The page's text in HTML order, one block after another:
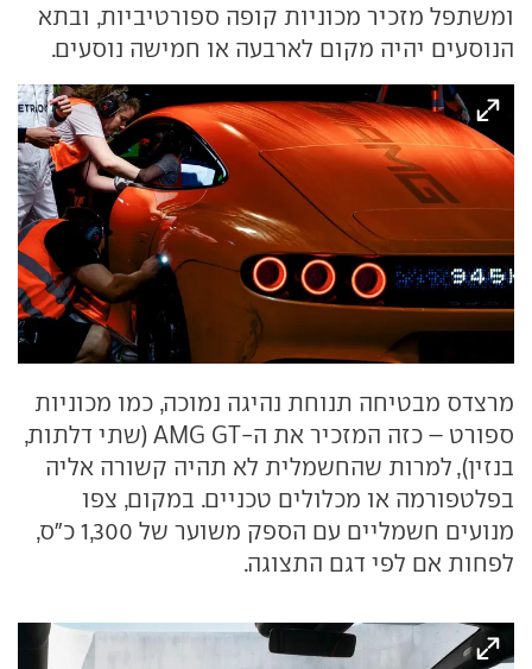
ומשתפל מזכיר מכוניות קופה ספורטיביות, ובתא
הנוסעים יהיה מקום לארבעה או חמישה נוסעים.
מרצדס מבטיחה תנוחת נהיגה נמוכה, כמו מכוניות
ספורט – כזה המזכיר את ה-AMG GT (שתי דלתות,
בנזין), למרות שהחשמלית לא תהיה קשורה אליה
בפלטפורמה או מכלולים טכניים. במקום, צפו
מנועים חשמליים עם הספק משוער של 1,300 כ"ס,
לפחות אם לפי דגם התצוגה.